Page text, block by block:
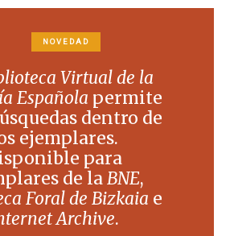
NOVEDAD
Virtual de la
Española permite
dentro de
ejemplares.
para
de laBNE,
Foral de Bizkaia e
Archive.